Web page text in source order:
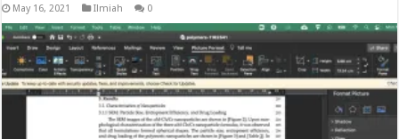
May 16, 2021 Ilmiah 0